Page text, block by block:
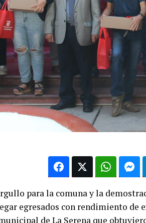
para la comuna y la
egresados con rendimiento de
de La Serena que